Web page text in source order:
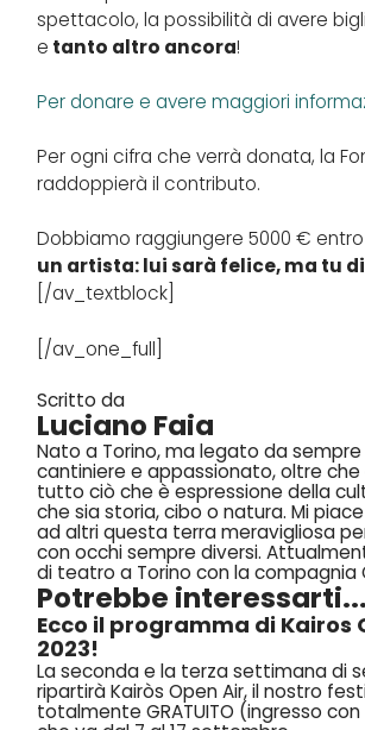
spettacolo, la possibilità di avere
e tanto altro ancora!
Per donare e avere maggiori
Per ogni cifra che verrà donata, la
raddoppierà il contributo.
Dobbiamo raggiungere 5000 € entro
un artista: lui sarà felice, ma tu
[/av_textblock]
[/av_one_full]
Scritto da
Luciano Faia
Nato a Torino, ma legato da sempre
cantiniere e appassionato, oltre che
tutto ciò che è espressione della
che sia storia, cibo o natura. Mi
ad altri questa terra meravigliosa
con occhi sempre diversi.
di teatro a Torino con la compagnia
Potrebbe interessarti...
Ecco il programma di Kairos
2023!
La seconda e la terza settimana di
ripartirà Kairòs Open Air, il nostro
totalmente GRATUITO (ingresso